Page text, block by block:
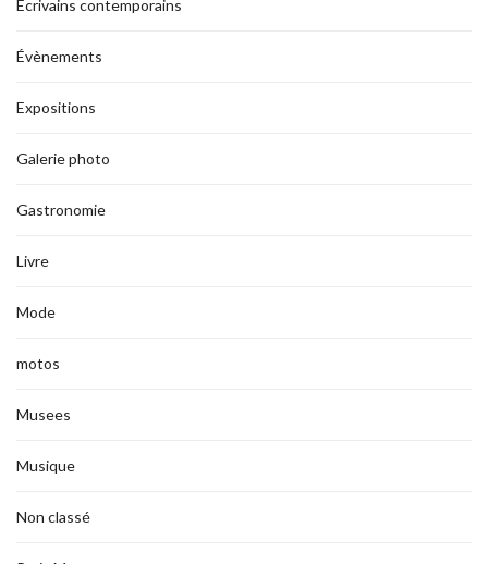
Ecrivains contemporains
Évènements
Expositions
Galerie photo
Gastronomie
Livre
Mode
motos
Musees
Musique
Non classé